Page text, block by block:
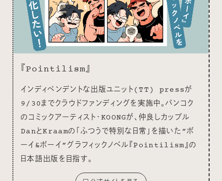
『Pointilism』
インディペンデントな出版ユニット(TT) pressが
9/30までクラウドファンディングを実施中。バンコク
のコミックアーティスト・KOONGが、仲良しカップル
DanとKraamの「ふつうで特別な日常」を描いた”ボ
ーイ&ボーイ”グラフィックノベル『Pointilism』の
日本語出版を目指す。